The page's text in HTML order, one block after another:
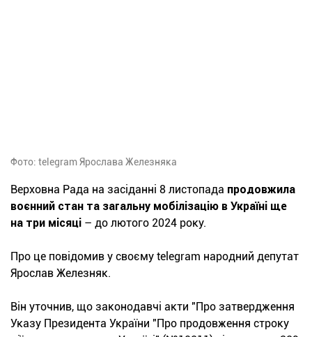
Фото: telegram Ярослава Железняка
Верховна Рада на засіданні 8 листопада продовжила
воєнний стан та загальну мобілізацію в Україні ще
на три місяці – до лютого 2024 року.
Про це повідомив у своєму telegram народний депутат
Ярослав Железняк.
Він уточнив, що законодавчі акти "Про затвердження
Указу Президента України "Про продовження строку